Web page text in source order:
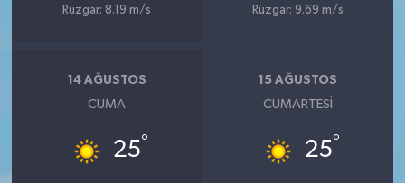
Rüzgar: 8.19 m/s
Rüzgar: 9.69 m/s
14 AĞUSTOS
CUMA
25°
15 AĞUSTOS
CUMARTESI
25°